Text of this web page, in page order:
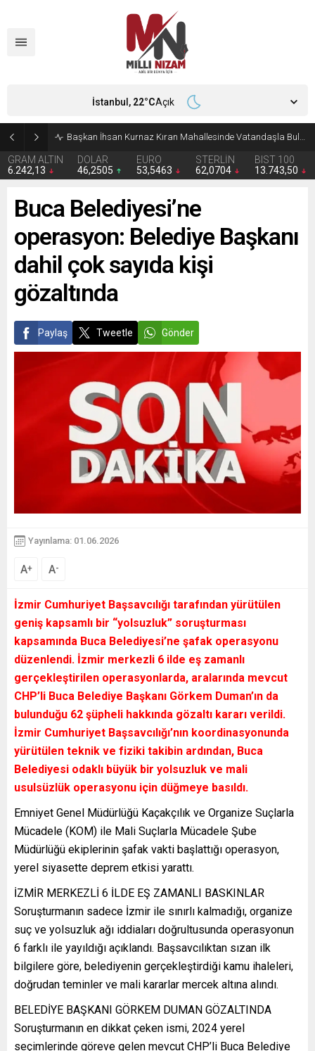
Başkan İhsan Kurnaz Kıran Mahallesinde Vatandaşla Buluştu
GRAM ALTIN
6.242,13
DOLAR
46,2505
EURO
53,5463
STERLİN
62,0704
BIST 100
13.743,50
İstanbul, 22°CAçık
Buca Belediyesi’ne
operasyon: Belediye Başkanı
dahil çok sayıda kişi
gözaltında
Paylaş Tweetle Gönder
Yayınlama: 01.06.2026
A+ A-
İzmir Cumhuriyet Başsavcılığı tarafından yürütülen
geniş kapsamlı bir “yolsuzluk” soruşturması
kapsamında Buca Belediyesi’ne şafak operasyonu
düzenlendi. İzmir merkezli 6 ilde eş zamanlı
gerçekleştirilen operasyonlarda, aralarında mevcut
CHP’li Buca Belediye Başkanı Görkem Duman’ın da
bulunduğu 62 şüpheli hakkında gözaltı kararı verildi.
İzmir Cumhuriyet Başsavcılığı’nın koordinasyonunda
yürütülen teknik ve fiziki takibin ardından, Buca
Belediyesi odaklı büyük bir yolsuzluk ve mali
usulsüzlük operasyonu için düğmeye basıldı.
Emniyet Genel Müdürlüğü Kaçakçılık ve Organize Suçlarla
Mücadele (KOM) ile Mali Suçlarla Mücadele Şube
Müdürlüğü ekiplerinin şafak vakti başlattığı operasyon,
yerel siyasette deprem etkisi yarattı.
İZMİR MERKEZLİ 6 İLDE EŞ ZAMANLI BASKINLAR
Soruşturmanın sadece İzmir ile sınırlı kalmadığı, organize
suç ve yolsuzluk ağı iddiaları doğrultusunda operasyonun
6 farklı ile yayıldığı açıklandı. Başsavcılıktan sızan ilk
bilgilere göre, belediyenin gerçekleştirdiği kamu ihaleleri,
doğrudan teminler ve mali kararlar mercek altına alındı.
BELEDİYE BAŞKANI GÖRKEM DUMAN GÖZALTINDA
Soruşturmanın en dikkat çeken ismi, 2024 yerel
seçimlerinde göreve gelen mevcut CHP’li Buca Belediye